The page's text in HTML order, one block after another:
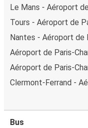
Le Mans - Aéroport
Tours - Aéroport de
Nantes - Aéroport de
Aéroport de Paris-
Aéroport de Paris-
Clermont-Ferrand -
Bus